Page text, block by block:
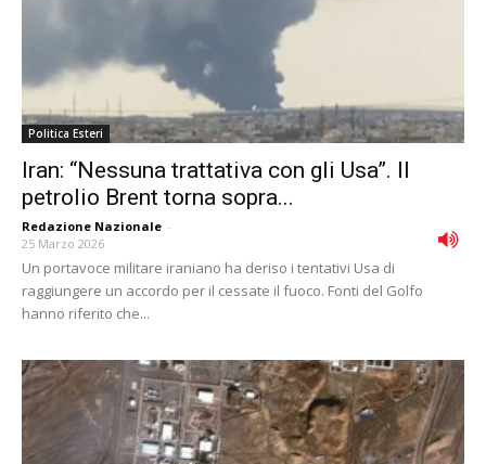
Politica Esteri
Iran: “Nessuna trattativa con gli Usa”. Il
petrolio Brent torna sopra...
Redazione Nazionale -
25 Marzo 2026
Un portavoce militare iraniano ha deriso i tentativi Usa di
raggiungere un accordo per il cessate il fuoco. Fonti del Golfo
hanno riferito che...